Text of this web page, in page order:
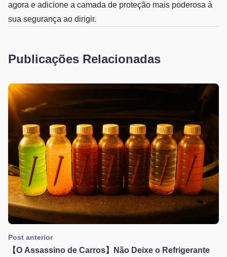
agora e adicione a camada de proteção mais poderosa à
sua segurança ao dirigir.
Publicações Relacionadas
Post anterior
【O Assassino de Carros】Não Deixe o Refrigerante